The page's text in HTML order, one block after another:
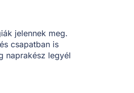
jelennek meg.
csapatban is
naprakész legyél